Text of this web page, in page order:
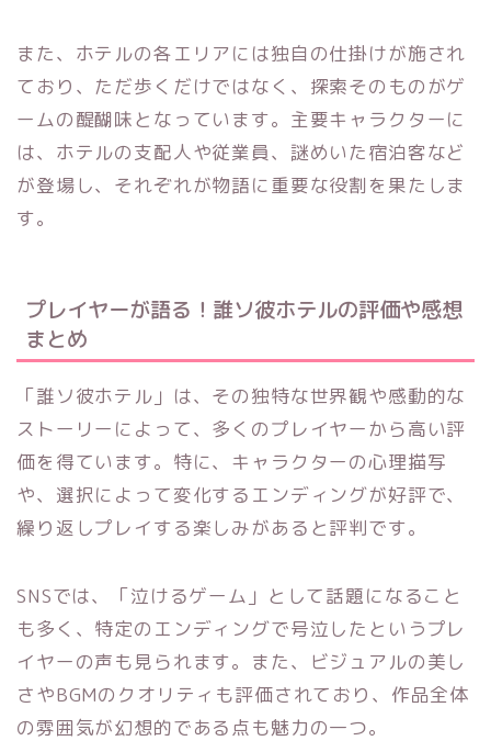
また、ホテルの各エリアには独自の仕掛けが施され
ており、ただ歩くだけではなく、探索そのものがゲ
ームの醍醐味となっています。主要キャラクターに
は、ホテルの支配人や従業員、謎めいた宿泊客など
が登場し、それぞれが物語に重要な役割を果たしま
す。
プレイヤーが語る！誰ソ彼ホテルの評価や感想
まとめ
「誰ソ彼ホテル」は、その独特な世界観や感動的な
ストーリーによって、多くのプレイヤーから高い評
価を得ています。特に、キャラクターの心理描写
や、選択によって変化するエンディングが好評で、
繰り返しプレイする楽しみがあると評判です。
SNSでは、「泣けるゲーム」として話題になること
も多く、特定のエンディングで号泣したというプレ
イヤーの声も見られます。また、ビジュアルの美し
さやBGMのクオリティも評価されており、作品全体
の雰囲気が幻想的である点も魅力の一つ。